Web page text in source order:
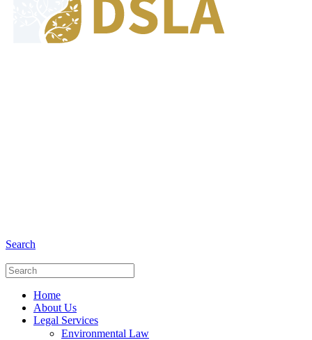
Search
Home
About Us
Legal Services
Environmental Law